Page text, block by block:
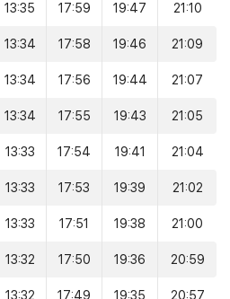
13:35 17:59 19:47 21:10
13:34 17:58 19:46 21:09
13:34 17:56 19:44 21:07
13:34 17:55 19:43 21:05
13:33 17:54 19:41 21:04
13:33 17:53 19:39 21:02
13:33 17:51 19:38 21:00
13:32 17:50 19:36 20:59
13:32 17:49 19:35 20:57